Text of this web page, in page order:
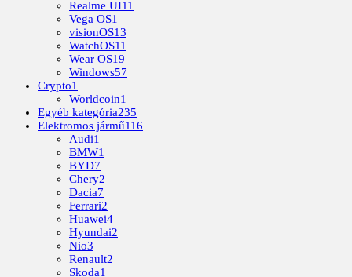
Realme UI11
Vega OS1
visionOS13
WatchOS11
Wear OS19
Windows57
Crypto1
Worldcoin1
Egyéb kategória235
Elektromos jármű116
Audi1
BMW1
BYD7
Chery2
Dacia7
Ferrari2
Huawei4
Hyundai2
Nio3
Renault2
Skoda1